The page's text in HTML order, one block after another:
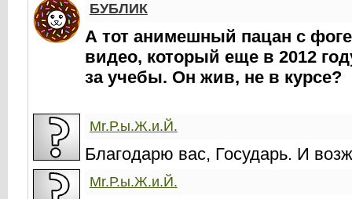
БУБЛИК
А тот анимешный пацан с
видео, который еще в 2012
за учебы. Он жив, не в курсе?
Mr.Р.ы.Ж.и.Й.
Благодарю вас, Государь. И
Mr.Р.ы.Ж.и.Й.